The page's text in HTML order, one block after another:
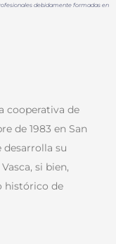
debidamente formadas en
cooperativa de
de 1983 en San
su
si bien,
histórico de